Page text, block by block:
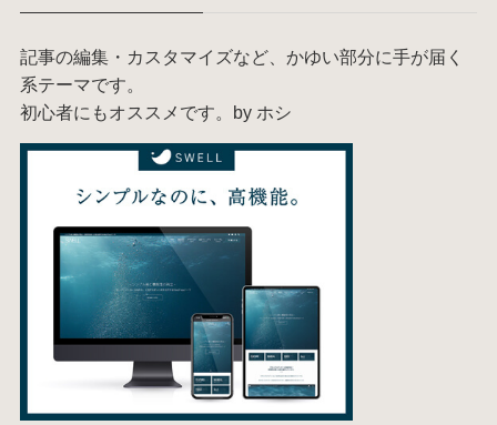
記事の編集・カスタマイズなど、かゆい部分に手が届く
系テーマです。
初心者にもオススメです。by ホシ